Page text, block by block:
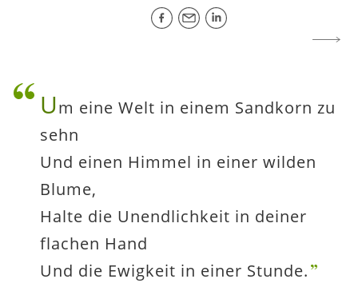
Um eine Welt in einem Sandkorn zu
sehn
Und einen Himmel in einer wilden
Blume,
Halte die Unendlichkeit in deiner
flachen Hand
Und die Ewigkeit in einer Stunde.